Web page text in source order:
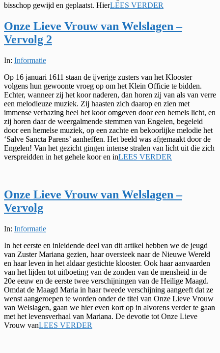
bisschop gewijd en geplaatst. HierLEES VERDER
Onze Lieve Vrouw van Welslagen –
Vervolg 2
2024-
21
In: Informatie
Op 16 januari 1611 staan de ijverige zusters van het Klooster
volgens hun gewoonte vroeg op om het Klein Officie te bidden.
Echter, wanneer zij het koor naderen, dan horen zij van als van verre
een melodieuze muziek. Zij haasten zich daarop en zien met
immense verbazing heel het koor omgeven door een hemels licht, en
zij horen daar de weergalmende stemmen van Engelen, begeleid
door een hemelse muziek, op een zachte en bekoorlijke melodie het
‘Salve Sancta Parens’ aanheffen. Het beeld was afgemaakt door de
Engelen! Van het gezicht gingen intense stralen van licht uit die zich
verspreidden in het gehele koor en inLEES VERDER
Onze Lieve Vrouw van Welslagen –
Vervolg
2024-
01
In: Informatie
In het eerste en inleidende deel van dit artikel hebben we de jeugd
van Zuster Mariana gezien, haar oversteek naar de Nieuwe Wereld
en haar leven in het aldaar gestichte klooster. Ook haar aanvaarden
van het lijden tot uitboeting van de zonden van de mensheid in de
20e eeuw en de eerste twee verschijningen van de Heilige Maagd.
Omdat de Maagd Maria in haar tweede verschijning aangeeft dat ze
wenst aangeroepen te worden onder de titel van Onze Lieve Vrouw
van Welslagen, gaan we hier even kort op in alvorens verder te gaan
met het levensverhaal van Mariana. De devotie tot Onze Lieve
Vrouw vanLEES VERDER